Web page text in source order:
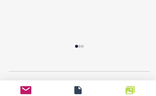
コメント